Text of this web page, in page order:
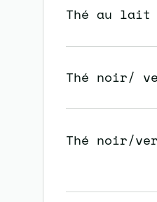
Thé au lait
Thé noir/
Thé noir/